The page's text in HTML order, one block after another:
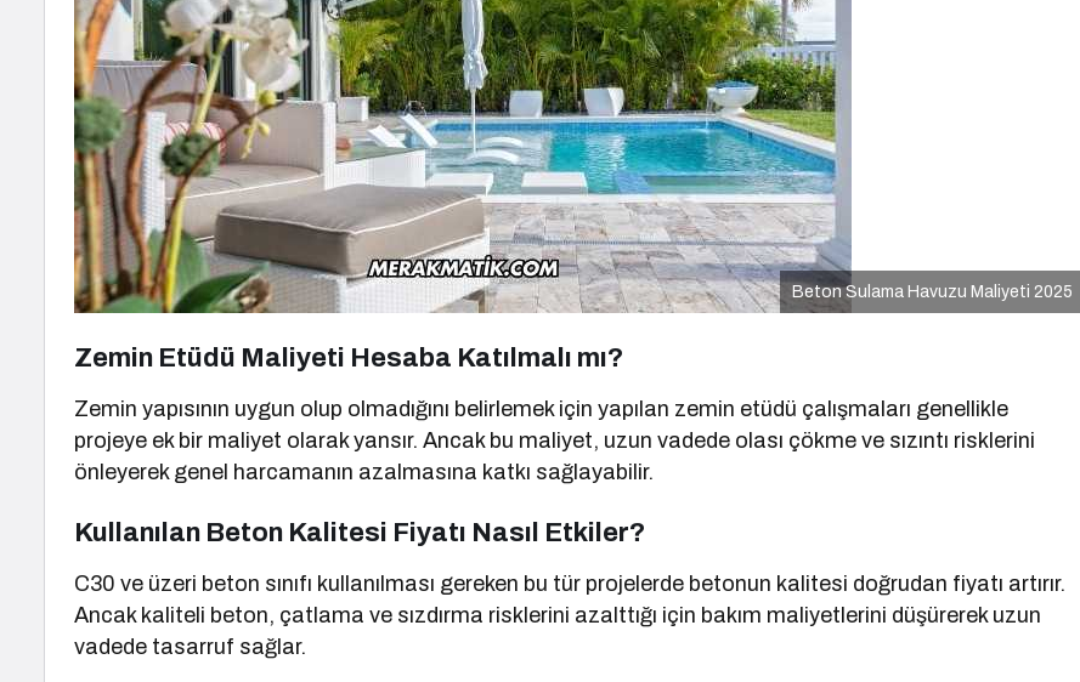
Beton Sulama Havuzu Maliyeti 2025
Zemin Etüdü Maliyeti Hesaba Katılmalı mı?
Zemin yapısının uygun olup olmadığını belirlemek için yapılan zemin etüdü çalışmaları genellikle
projeye ek bir maliyet olarak yansır. Ancak bu maliyet, uzun vadede olası çökme ve sızıntı risklerini
önleyerek genel harcamanın azalmasına katkı sağlayabilir.
Kullanılan Beton Kalitesi Fiyatı Nasıl Etkiler?
C30 ve üzeri beton sınıfı kullanılması gereken bu tür projelerde betonun kalitesi doğrudan fiyatı artırır.
Ancak kaliteli beton, çatlama ve sızdırma risklerini azalttığı için bakım maliyetlerini düşürerek uzun
vadede tasarruf sağlar.